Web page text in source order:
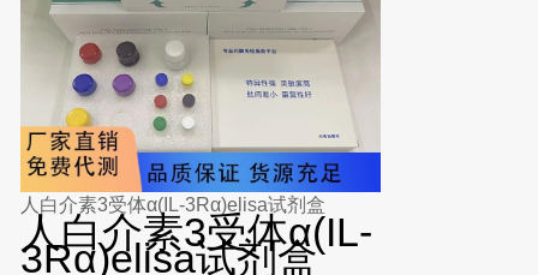
人白介素3受体α(IL-3Rα)elisa试剂盒
人白介素3受体α(IL-
3Rα)elisa试剂盒